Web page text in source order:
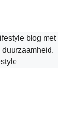
blog met